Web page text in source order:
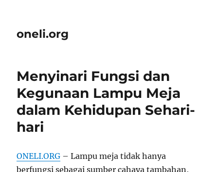
oneli.org
Menyinari Fungsi dan
Kegunaan Lampu Meja
dalam Kehidupan Sehari-
hari
ONELI.ORG – Lampu meja tidak hanya
berfungsi sebagai sumber cahaya tambahan,